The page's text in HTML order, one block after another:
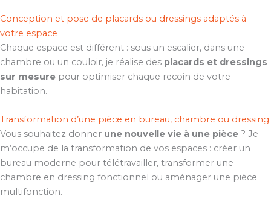
Conception et pose de placards ou dressings adaptés à
votre espace
Chaque espace est différent : sous un escalier, dans une
chambre ou un couloir, je réalise des placards et dressings
sur mesure pour optimiser chaque recoin de votre
habitation.
Transformation d’une pièce en bureau, chambre ou dressing
Vous souhaitez donner une nouvelle vie à une pièce ? Je
m’occupe de la transformation de vos espaces : créer un
bureau moderne pour télétravailler, transformer une
chambre en dressing fonctionnel ou aménager une pièce
multifonction.